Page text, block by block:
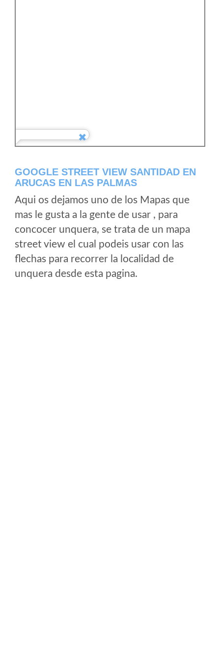
GOOGLE STREET VIEW SANTIDAD EN
ARUCAS EN LAS PALMAS
Aqui os dejamos uno de los Mapas que
mas le gusta a la gente de usar , para
concocer unquera, se trata de un mapa
street view el cual podeis usar con las
flechas para recorrer la localidad de
unquera desde esta pagina.